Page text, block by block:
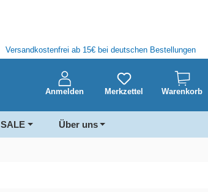
Versandkostenfrei ab 15€ bei deutschen Bestellungen
Anmelden Merkzettel Warenkorb
SALE Über uns